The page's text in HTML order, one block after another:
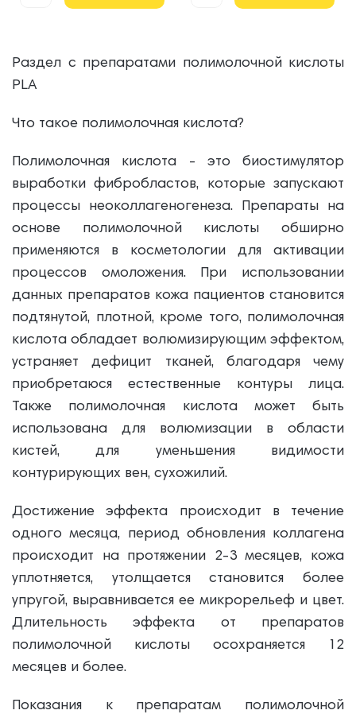
Раздел с препаратами полимолочной кислоты
PLA
Что такое полимолочная кислота?
Полимолочная кислота - это биостимулятор
выработки фибробластов, которые запускают
процессы неоколлагеногенеза. Препараты на
основе полимолочной кислоты обширно
применяются в косметологии для активации
процессов омоложения. При использовании
данных препаратов кожа пациентов становится
подтянутой, плотной, кроме того, полимолочная
кислота обладает волюмизирующим эффектом,
устраняет дефицит тканей, благодаря чему
приобретаюся естественные контуры лица.
Также полимолочная кислота может быть
использована для волюмизации в области
кистей, для уменьшения видимости
контурирующих вен, сухожилий.
Достижение эффекта происходит в течение
одного месяца, период обновления коллагена
происходит на протяжении 2-3 месяцев, кожа
уплотняется, утолщается становится более
упругой, выравнивается ее микрорельеф и цвет.
Длительность эффекта от препаратов
полимолочной кислоты осохраняется 12
месяцев и более.
Показания к препаратам полимолочной